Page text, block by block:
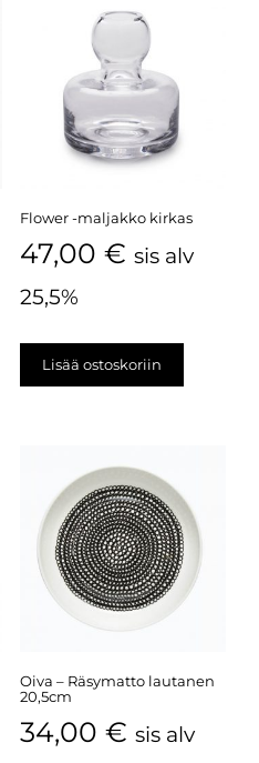
Flower -maljakko kirkas
47,00 € sis alv
25,5%
Lisää ostoskoriin
Oiva – Räsymatto lautanen
20,5cm
34,00 € sis alv